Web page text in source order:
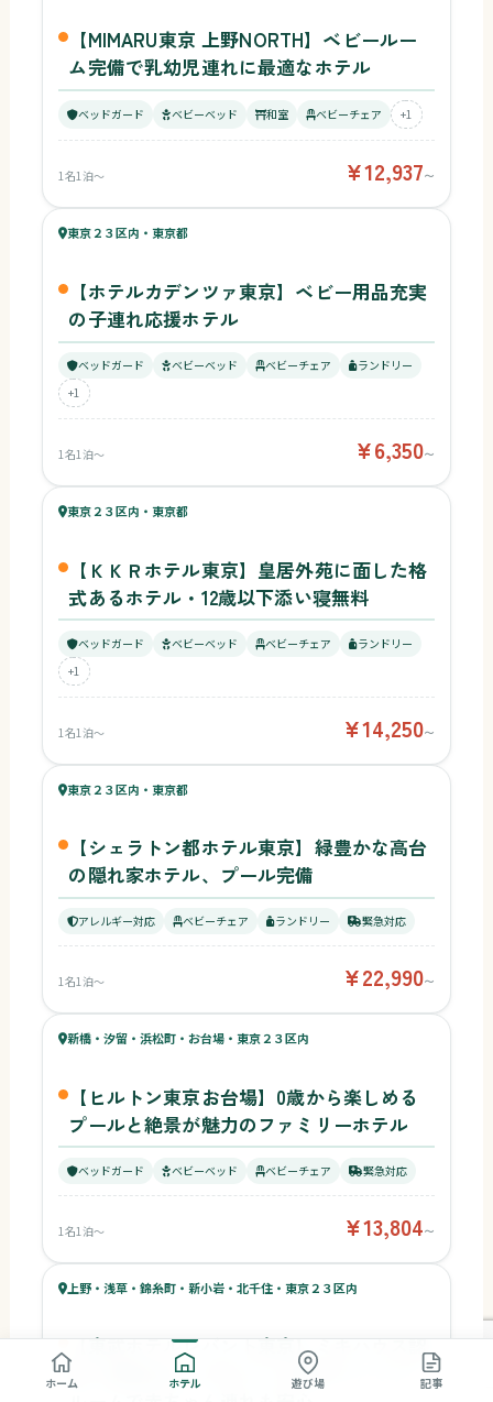
【MIMARU東京 上野NORTH】ベビールー
ム完備で乳幼児連れに最適なホテル
ベッドガード ベビーベッド 和室 ベビーチェア +1
1名1泊〜 ¥12,937〜
57ベビー
59キッズ
東京２３区内・東京都
【ホテルカデンツァ東京】ベビー用品充実
の子連れ応援ホテル
ベッドガード ベビーベッド ベビーチェア
ランドリー
+1
1名1泊〜 ¥6,350〜
57ベビー
58キッズ
東京２３区内・東京都
【ＫＫＲホテル東京】皇居外苑に面した格
式あるホテル・12歳以下添い寝無料
ベッドガード ベビーベッド ベビーチェア
ランドリー
+1
1名1泊〜 ¥14,250〜
57ベビー
59キッズ
東京２３区内・東京都
【シェラトン都ホテル東京】緑豊かな高台
の隠れ家ホテル、プール完備
アレルギー対応 ベビーチェア ランドリー 緊急対応
1名1泊〜 ¥22,990〜
56ベビー
54キッズ
新橋・汐留・浜松町・お台場・東京２３区内
【ヒルトン東京お台場】0歳から楽しめる
プールと絶景が魅力のファミリーホテル
ベッドガード ベビーベッド ベビーチェア 緊急対応
1名1泊〜 ¥13,804〜
55ベビー
56キッズ
上野・浅草・錦糸町・新小岩・北千住・東京２３区内
【東武ホテルレバント東京】ミキハウス認
定！部屋内キッズスペース付きファミリー
ホーム ホテル 遊び場 記事